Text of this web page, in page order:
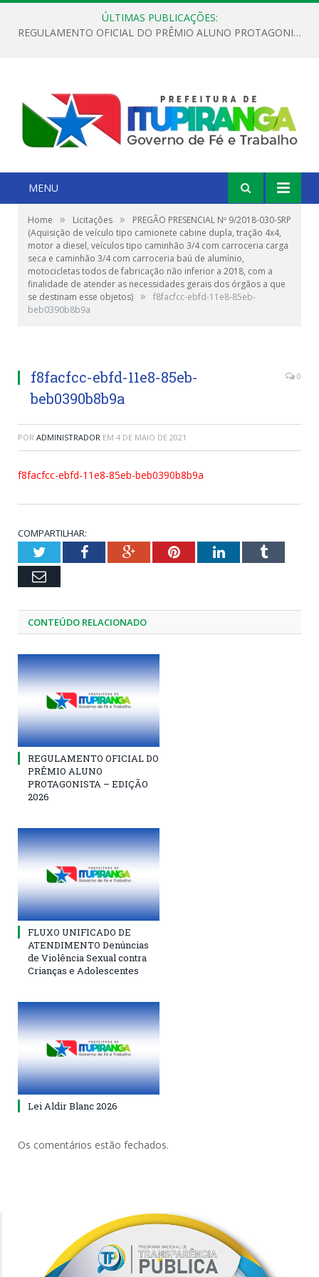
ÚLTIMAS PUBLICAÇÕES:
REGULAMENTO OFICIAL DO PRÊMIO ALUNO PROTAGONISTA – EDIÇÃO 2026
MENU
Home » Licitações »
PREGÃO PRESENCIAL Nº 9/2018-030-SRP
(Aquisição de veículo tipo camionete cabine dupla, tração 4x4,
motor a diesel, veículos tipo caminhão 3/4 com carroceria carga
seca e caminhão 3/4 com carroceria baú de alumínio,
motocicletas todos de fabricação não inferior a 2018, com a
finalidade de atender as necessidades gerais dos órgãos a que
se destinam esse objetos) »
f8facfcc-ebfd-11e8-85eb-
beb0390b8b9a
f8facfcc-ebfd-11e8-85eb-
beb0390b8b9a
0
POR ADMINISTRADOR EM 4 DE MAIO DE 2021
f8facfcc-ebfd-11e8-85eb-beb0390b8b9a
COMPARTILHAR:
TwitterFacebookGoogle+PinterestLinkedInTumblr
Email
CONTEÚDO RELACIONADO
REGULAMENTO OFICIAL DO
PRÊMIO ALUNO
PROTAGONISTA – EDIÇÃO
2026
FLUXO UNIFICADO DE
ATENDIMENTO Denúncias
de Violência Sexual contra
Crianças e Adolescentes
Lei Aldir Blanc 2026
Os comentários estão fechados.